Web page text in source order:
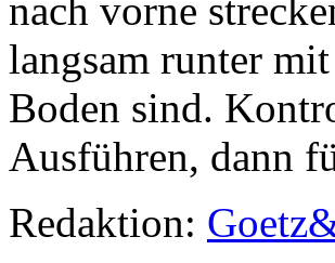
nach vorne
langsam runter
Boden sind.
Ausführen, dann
Redaktion: